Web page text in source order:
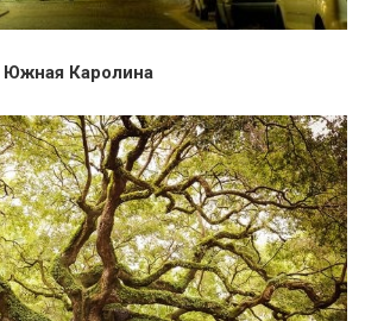
Южная Каролина